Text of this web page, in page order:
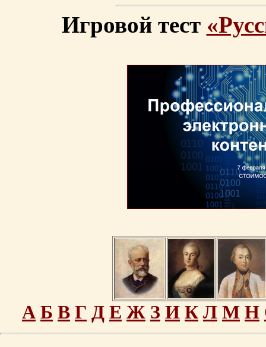
Игровой тест
А Б В Г Д Е Ж З И К Л М Н